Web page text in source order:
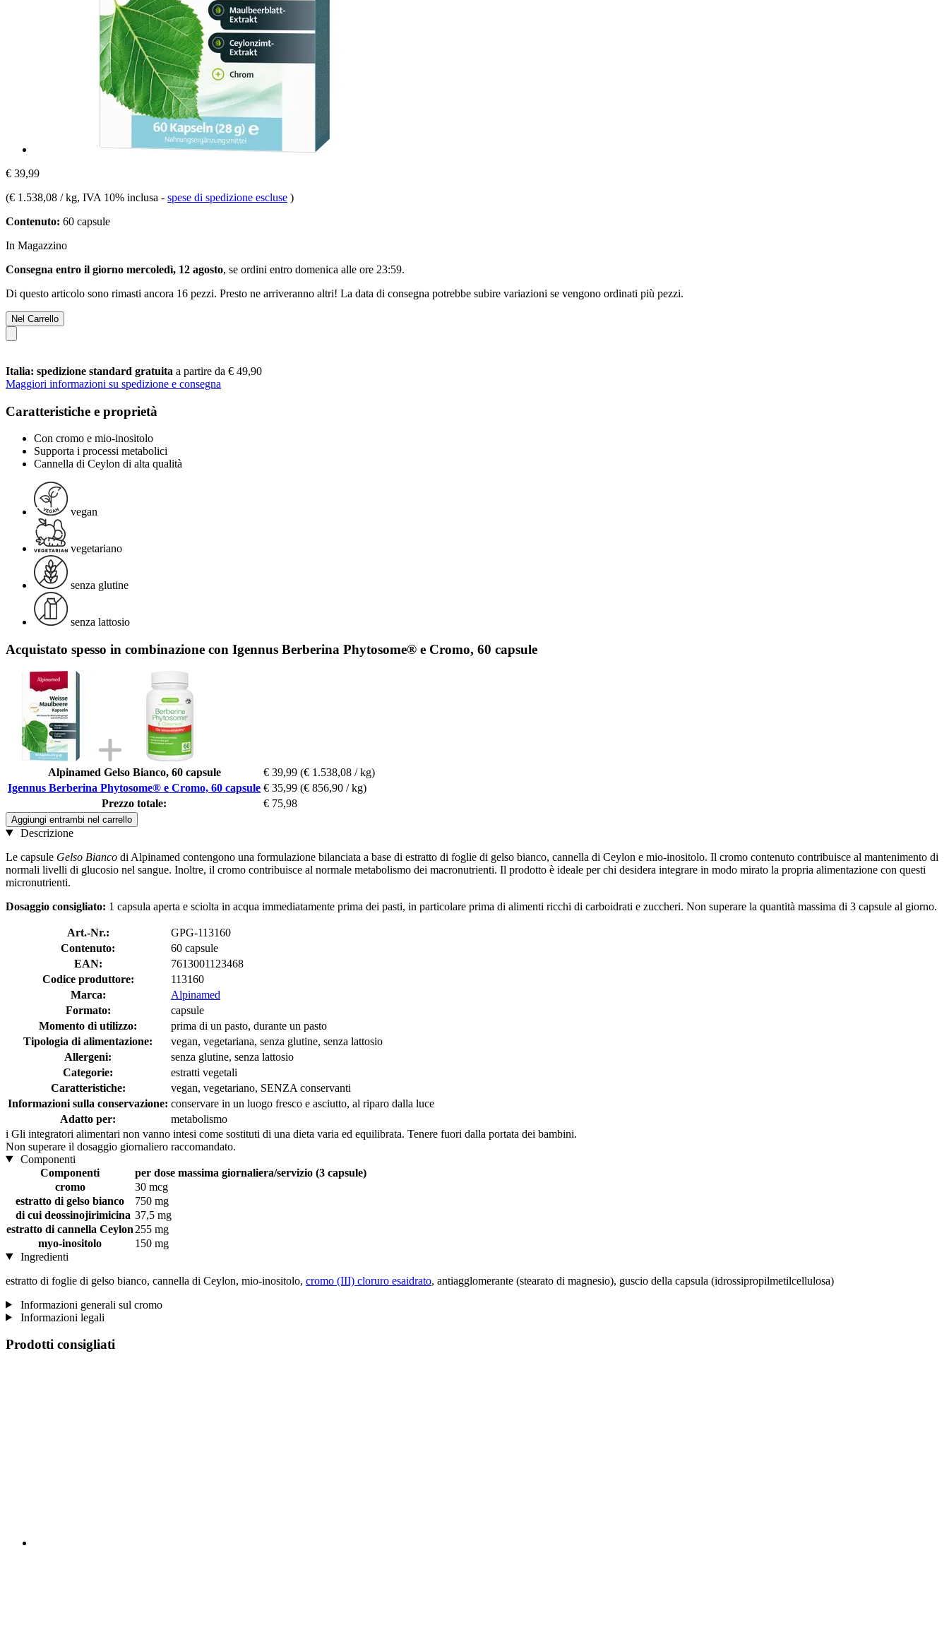
€ 39,99
(€ 1.538,08 / kg, IVA 10% inclusa - spese di spedizione escluse )
Contenuto: 60 capsule
In Magazzino
Consegna entro il giorno mercoledì, 12 agosto, se ordini entro domenica alle ore 23:59.
Di questo articolo sono rimasti ancora 16 pezzi. Presto ne arriveranno altri! La data di consegna potrebbe subire variazioni se vengono ordinati più pezzi.
Nel Carrello
Italia: spedizione standard gratuita a partire da € 49,90
Maggiori informazioni su spedizione e consegna
Caratteristiche e proprietà
Con cromo e mio-inositolo
Supporta i processi metabolici
Cannella di Ceylon di alta qualità
vegan
vegetariano
senza glutine
senza lattosio
Acquistato spesso in combinazione con Igennus Berberina Phytosome® e Cromo, 60 capsule
Alpinamed Gelso Bianco, 60 capsule € 39,99 (€ 1.538,08 / kg)
Igennus Berberina Phytosome® e Cromo, 60 capsule € 35,99 (€ 856,90 / kg)
Prezzo totale:
€ 75,98
Aggiungi entrambi nel carrello
Descrizione
Le capsule Gelso Bianco di Alpinamed contengono una formulazione bilanciata a base di estratto di foglie di gelso bianco, cannella di Ceylon e mio-inositolo. Il cromo contenuto contribuisce al mantenimento di
normali livelli di glucosio nel sangue. Inoltre, il cromo contribuisce al normale metabolismo dei macronutrienti. Il prodotto è ideale per chi desidera integrare in modo mirato la propria alimentazione con questi
micronutrienti.
Dosaggio consigliato: 1 capsula aperta e sciolta in acqua immediatamente prima dei pasti, in particolare prima di alimenti ricchi di carboidrati e zuccheri. Non superare la quantità massima di 3 capsule al giorno.
Art.-Nr.:
GPG-113160
Contenuto:
60 capsule
EAN:
7613001123468
Codice produttore:
113160
Marca:
Alpinamed
Formato:
capsule
Momento di utilizzo:
prima di un pasto, durante un pasto
Tipologia di alimentazione:
vegan, vegetariana, senza glutine, senza lattosio
Allergeni:
senza glutine, senza lattosio
Categorie:
estratti vegetali
Caratteristiche:
vegan, vegetariano, SENZA conservanti
Informazioni sulla conservazione: conservare in un luogo fresco e asciutto, al riparo dalla luce
Adatto per:
metabolismo
i Gli integratori alimentari non vanno intesi come sostituti di una dieta varia ed equilibrata. Tenere fuori dalla portata dei bambini.
Non superare il dosaggio giornaliero raccomandato.
Componenti
Componenti
per dose massima giornaliera/servizio (3 capsule)
cromo
30 mcg
estratto di gelso bianco
750 mg
di cui deossinojirimicina 37,5 mg
estratto di cannella Ceylon 255 mg
myo-inositolo
150 mg
Ingredienti
estratto di foglie di gelso bianco, cannella di Ceylon, mio-inositolo, cromo (III) cloruro esaidrato, antiagglomerante (stearato di magnesio), guscio della capsula (idrossipropilmetilcellulosa)
Informazioni generali sul cromo
Informazioni legali
Prodotti consigliati